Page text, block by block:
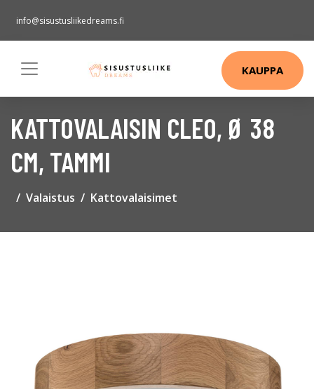
info@sisustusliikedreams.fi
KAUPPA
KATTOVALAISIN CLEO, Ø 38
CM, TAMMI
Valaistus Kattovalaisimet